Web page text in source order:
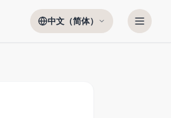
中文（简体）